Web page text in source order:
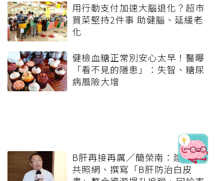
用行動支付加速大腦退化？超市
買菜堅持2件事 助健腦、延緩老
化
健檢血糖正常別安心太早！醫曝
「看不見的隱患」：失智、糖尿
病風險大增
B肝再接再厲／簡榮南：建議設
共照網、撰寫「B肝防治白皮